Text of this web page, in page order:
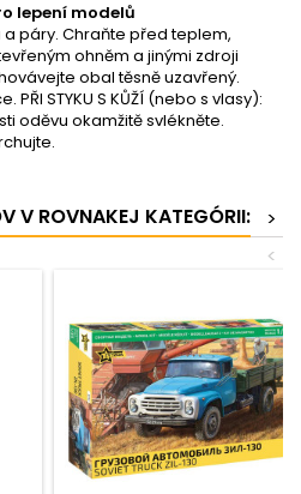
lepení modelů
páry. Chraňte před teplem,
ohněm a jinými zdroji
obal těsně uzavřený.
STYKU S KŮŽÍ (nebo s vlasy):
oděvu okamžitě svlékněte.
V ROVNAKEJ KATEGÓRII:
>
<